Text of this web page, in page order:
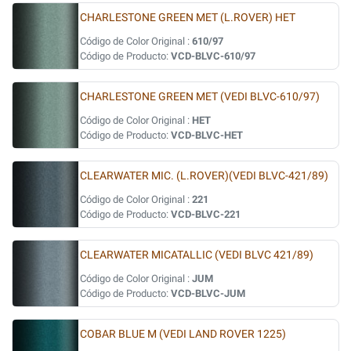
CHARLESTONE GREEN MET (L.ROVER) HET
Código de Color Original : 610/97
Código de Producto: VCD-BLVC-610/97
CHARLESTONE GREEN MET (VEDI BLVC-610/97)
Código de Color Original : HET
Código de Producto: VCD-BLVC-HET
CLEARWATER MIC. (L.ROVER)(VEDI BLVC-421/89)
Código de Color Original : 221
Código de Producto: VCD-BLVC-221
CLEARWATER MICATALLIC (VEDI BLVC 421/89)
Código de Color Original : JUM
Código de Producto: VCD-BLVC-JUM
COBAR BLUE M (VEDI LAND ROVER 1225)